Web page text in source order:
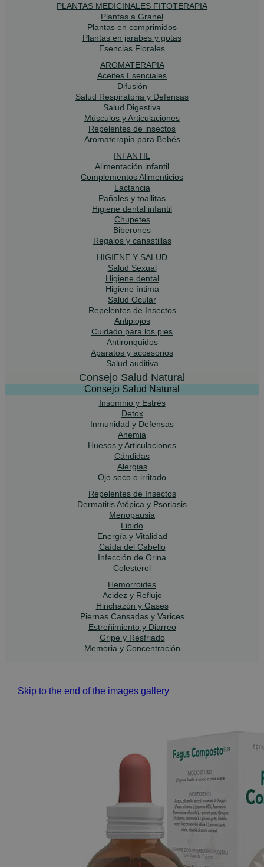
PLANTAS MEDICINALES FITOTERAPIA
Plantas a Granel
Plantas en comprimidos
Plantas en jarabes y gotas
Esencias Florales
AROMATERAPIA
Aceites Esenciales
Difusión
Salud Respiratoria y Defensas
Salud Digestiva
Músculos y Articulaciones
Repelentes de insectos
Aromaterapia para Bebés
INFANTIL
Alimentación infantil
Complementos Alimenticios
Lactancia
Pañales y toallitas
Higiene dental infantil
Chupetes
Biberones
Regalos y canastillas
HIGIENE Y SALUD
Salud Sexual
Higiene dental
Higiene íntima
Salud Ocular
Repelentes de Insectos
Antipiojos
Cuidado para los pies
Antironquidos
Aparatos y accesorios
Salud auditiva
Consejo Salud Natural
Consejo Salud Natural
Insomnio y Estrés
Detox
Inmunidad y Defensas
Anemia
Huesos y Articulaciones
Cándidas
Alergias
Ojo seco o irritado
Repelentes de Insectos
Dermatitis Atópica y Psoriasis
Menopausia
Libido
Energía y Vitalidad
Caída del Cabello
Infección de Orina
Colesterol
Hemorroides
Acidez y Reflujo
Hinchazón y Gases
Piernas Cansadas y Varices
Estreñimiento y Diarreo
Gripe y Resfriado
Memoria y Concentración
Skip to the end of the images gallery